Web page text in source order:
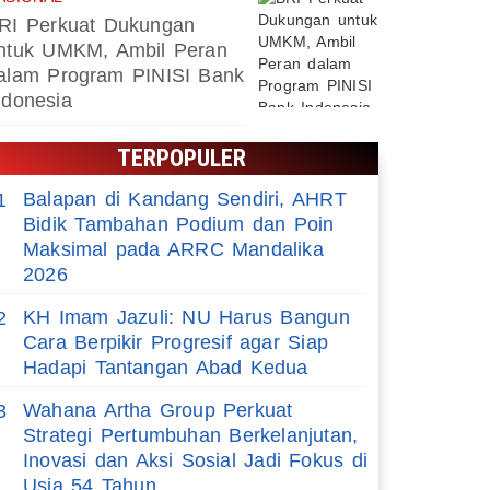
Perkuat Dukungan
UMKM, Ambil Peran
Program PINISI Bank
TERPOPULER
Balapan di Kandang Sendiri, AHRT
Bidik Tambahan Podium dan Poin
Maksimal pada ARRC Mandalika
2026
KH Imam Jazuli: NU Harus Bangun
Cara Berpikir Progresif agar Siap
Hadapi Tantangan Abad Kedua
Wahana Artha Group Perkuat
Strategi Pertumbuhan Berkelanjutan,
Inovasi dan Aksi Sosial Jadi Fokus di
Usia 54 Tahun